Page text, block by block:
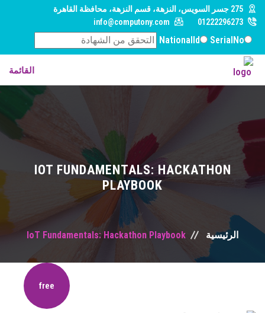
275 جسر السويس، النزهة، قسم النزهة، محافظة القاهرة‬
01222296273
info@computony.com
SerialNo
NationalId
القائمة
الرئيسية
من نحن
دورات تدريبية
فعاليات
اتصل بنا
IOT FUNDAMENTALS: HACKATHON
PLAYBOOK
الرئيسية IoT Fundamentals: Hackathon Playbook
free